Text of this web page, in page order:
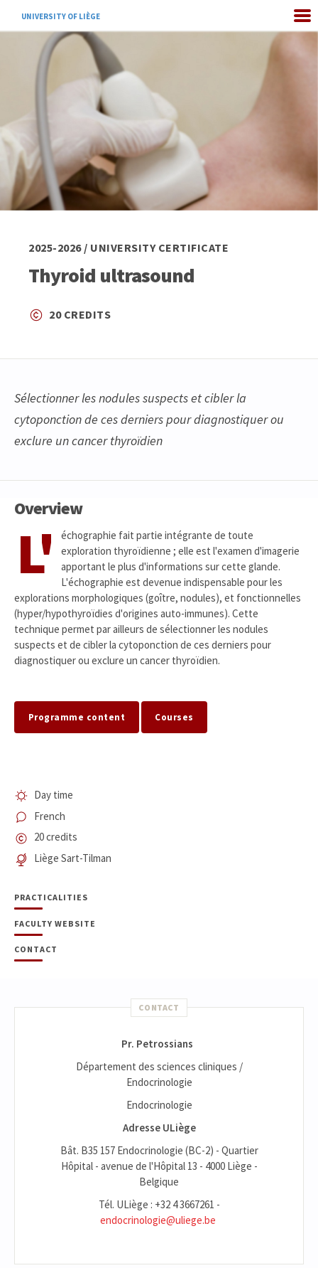
UNIVERSITY OF LIÈGE
2025-2026 / UNIVERSITY CERTIFICATE
Thyroid ultrasound
20 CREDITS
Sélectionner les nodules suspects et cibler la
cytoponction de ces derniers pour diagnostiquer ou
exclure un cancer thyroïdien
Overview
L'
échographie fait partie intégrante de toute
exploration thyroïdienne ; elle est l'examen d'imagerie
apportant le plus d'informations sur cette glande.
L'échographie est devenue indispensable pour les
explorations morphologiques (goître, nodules), et fonctionnelles
(hyper/hypothyroïdies d'origines auto-immunes). Cette
technique permet par ailleurs de sélectionner les nodules
suspects et de cibler la cytoponction de ces derniers pour
diagnostiquer ou exclure un cancer thyroïdien.
Programme content Courses
Day time
French
20 credits
Liège Sart-Tilman
PRACTICALITIES
FACULTY WEBSITE
CONTACT
CONTACT
Pr. Petrossians
Département des sciences cliniques /
Endocrinologie
Endocrinologie
Adresse ULiège
Bât. B35 157 Endocrinologie (BC-2) - Quartier
Hôpital - avenue de l'Hôpital 13 - 4000 Liège -
Belgique
Tél. ULiège : +32 4 3667261 -
endocrinologie@uliege.be